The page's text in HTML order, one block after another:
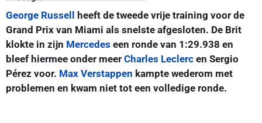
George Russell heeft de tweede vrije training voor de
Grand Prix van Miami als snelste afgesloten. De Brit
klokte in zijn Mercedes een ronde van 1:29.938 en
bleef hiermee onder meer Charles Leclerc en Sergio
Pérez voor. Max Verstappen kampte wederom met
problemen en kwam niet tot een volledige ronde.